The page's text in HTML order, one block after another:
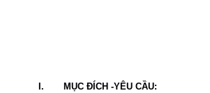
I. MỤC ĐÍCH -YÊU CẦU: